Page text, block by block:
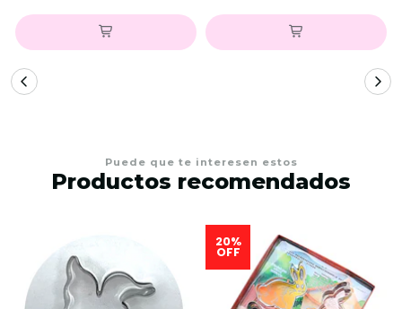
Puede que te interesen estos
Productos recomendados
20%
OFF